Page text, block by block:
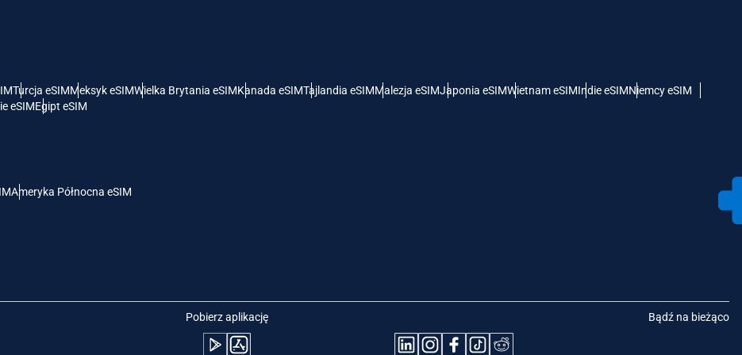
Turcja eSIMMeksyk eSIMWielka Brytania eSIMKanada eSIMTajlandia eSIMMalezja eSIMJaponia eSIMWietnam eSIMIndie eSIMNiemcy eSIM
eSIMEgipt eSIM
Ameryka Północna eSIM
Pobierz aplikację Bądź na bieżąco
Deutsch
Português
THB - Bat